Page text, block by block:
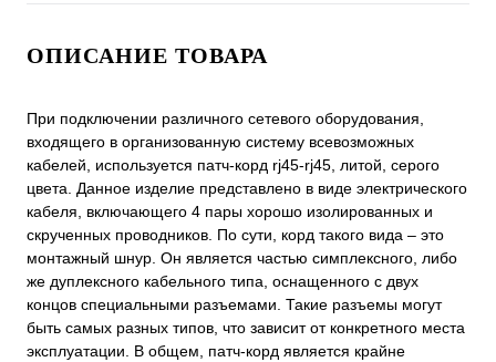
ОПИСАНИЕ ТОВАРА
При подключении различного сетевого оборудования,
входящего в организованную систему всевозможных
кабелей, используется патч-корд rj45-rj45, литой, серого
цвета. Данное изделие представлено в виде электрического
кабеля, включающего 4 пары хорошо изолированных и
скрученных проводников. По сути, корд такого вида – это
монтажный шнур. Он является частью симплексного, либо
же дуплексного кабельного типа, оснащенного с двух
концов специальными разъемами. Такие разъемы могут
быть самых разных типов, что зависит от конкретного места
эксплуатации. В общем, патч-корд является крайне